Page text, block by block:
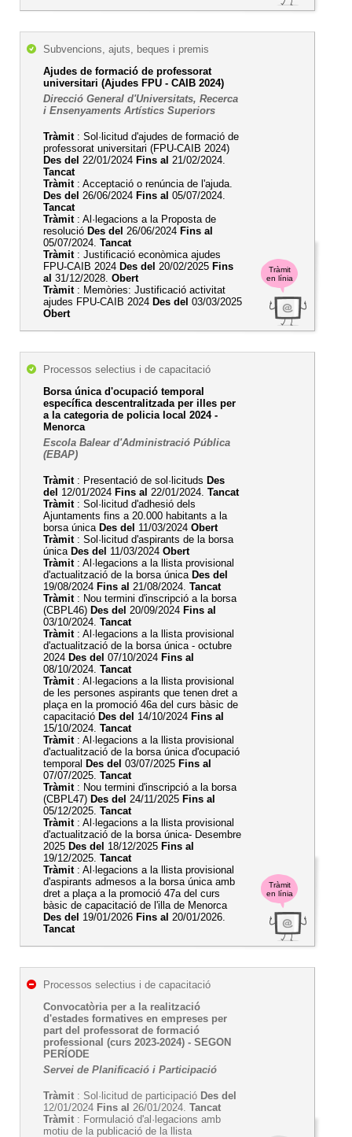
Tràmit
en línia
Subvencions, ajuts, beques i premis
Ajudes de formació de professorat
universitari (Ajudes FPU - CAIB 2024)
Direcció General d'Universitats, Recerca
i Ensenyaments Artístics Superiors
Tràmit: Sol·licitud d'ajudes de formació de
professorat universitari (FPU-CAIB 2024)
Des del 22/01/2024 Fins al 21/02/2024.
Tancat
Tràmit: Acceptació o renúncia de l'ajuda.
Des del 26/06/2024 Fins al 05/07/2024.
Tancat
Tràmit: Al·legacions a la Proposta de
resolució Des del 26/06/2024 Fins al
05/07/2024. Tancat
Tràmit: Justificació econòmica ajudes
FPU-CAIB 2024 Des del 20/02/2025 Fins
al 31/12/2028. Obert
Tràmit: Memòries: Justificació activitat
ajudes FPU-CAIB 2024 Des del 03/03/2025
Obert
Tràmit
en línia
Processos selectius i de capacitació
Borsa única d'ocupació temporal
específica descentralitzada per illes per
a la categoria de policia local 2024 -
Menorca
Escola Balear d'Administració Pública
(EBAP)
Tràmit: Presentació de sol·licituds Des
del 12/01/2024 Fins al 22/01/2024. Tancat
Tràmit: Sol·licitud d'adhesió dels
Ajuntaments fins a 20.000 habitants a la
borsa única Des del 11/03/2024 Obert
Tràmit: Sol·licitud d'aspirants de la borsa
única Des del 11/03/2024 Obert
Tràmit: Al·legacions a la llista provisional
d'actualització de la borsa única Des del
19/08/2024 Fins al 21/08/2024. Tancat
Tràmit: Nou termini d'inscripció a la borsa
(CBPL46) Des del 20/09/2024 Fins al
03/10/2024. Tancat
Tràmit: Al·legacions a la llista provisional
d'actualització de la borsa única - octubre
2024 Des del 07/10/2024 Fins al
08/10/2024. Tancat
Tràmit: Al·legacions a la llista provisional
de les persones aspirants que tenen dret a
plaça en la promoció 46a del curs bàsic de
capacitació Des del 14/10/2024 Fins al
15/10/2024. Tancat
Tràmit: Al·legacions a la llista provisional
d'actualització de la borsa única d'ocupació
temporal Des del 03/07/2025 Fins al
07/07/2025. Tancat
Tràmit: Nou termini d'inscripció a la borsa
(CBPL47) Des del 24/11/2025 Fins al
05/12/2025. Tancat
Tràmit: Al·legacions a la llista provisional
d'actualització de la borsa única- Desembre
2025 Des del 18/12/2025 Fins al
19/12/2025. Tancat
Tràmit: Al·legacions a la llista provisional
d'aspirants admesos a la borsa única amb
dret a plaça a la promoció 47a del curs
bàsic de capacitació de l'illa de Menorca
Des del 19/01/2026 Fins al 20/01/2026.
Tancat
Processos selectius i de capacitació
Convocatòria per a la realització
d'estades formatives en empreses per
part del professorat de formació
professional (curs 2023-2024) - SEGON
PERÍODE
Servei de Planificació i Participació
Tràmit : Sol·licitud de participació Des del
12/01/2024 Fins al 26/01/2024. Tancat
Tràmit : Formulació d'al·legacions amb
motiu de la publicació de la llista